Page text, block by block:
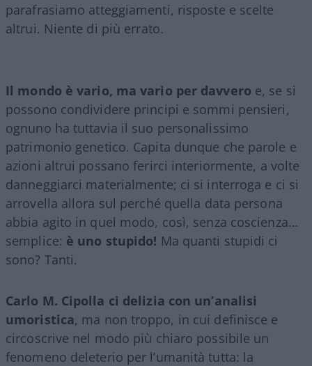
parafrasiamo atteggiamenti, risposte e scelte
altrui. Niente di più errato.
Il mondo è vario, ma vario per davvero e, se si
possono condividere principi e sommi pensieri,
ognuno ha tuttavia il suo personalissimo
patrimonio genetico. Capita dunque che parole e
azioni altrui possano ferirci interiormente, a volte
danneggiarci materialmente; ci si interroga e ci si
arrovella allora sul perché quella data persona
abbia agito in quel modo, così, senza coscienza…
semplice: è uno stupido! Ma quanti stupidi ci
sono? Tanti.
Carlo M. Cipolla ci delizia con un’analisi
umoristica, ma non troppo, in cui definisce e
circoscrive nel modo più chiaro possibile un
fenomeno deleterio per l’umanità tutta: la